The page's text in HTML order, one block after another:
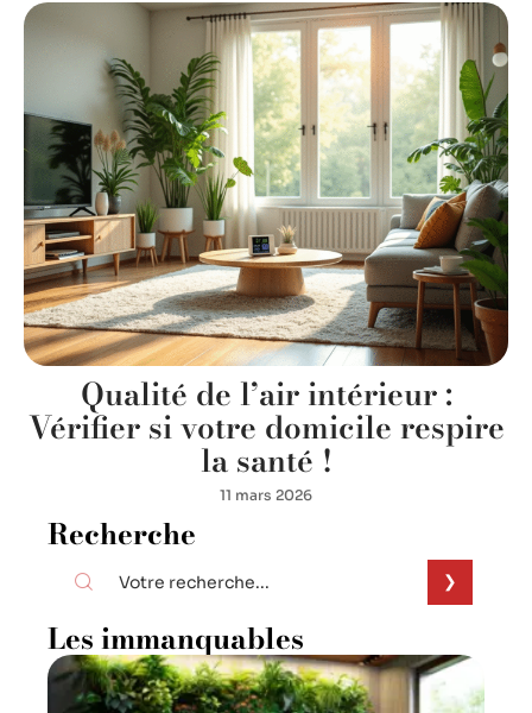
Qualité de l’air intérieur :
Vérifier si votre domicile respire
la santé !
11 mars 2026
Recherche
Les immanquables